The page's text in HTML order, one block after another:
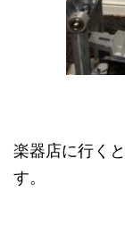
楽器店に行く
す。